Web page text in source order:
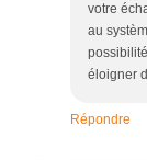
votre
au
éloigner
Répondre